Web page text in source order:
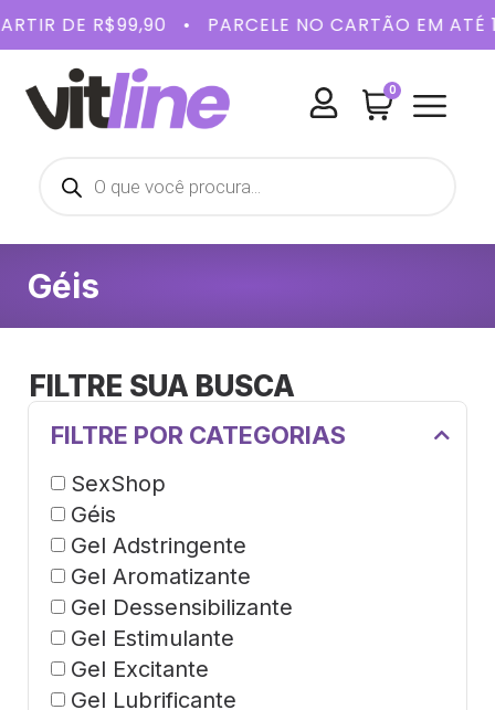
DE R$99,90 • PARCELE NO CARTÃO EM
0
Géis
FILTRE SUA BUSCA
FILTRE POR CATEGORIAS
SexShop
Géis
Gel Adstringente
Gel Aromatizante
Gel Dessensibilizante
Gel Estimulante
Gel Excitante
Gel Lubrificante